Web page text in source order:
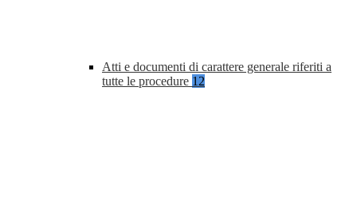
Atti e documenti di carattere generale riferiti a
tutte le procedure 12